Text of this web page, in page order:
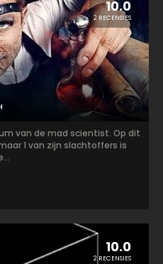
10.0
2 RECENSIES
van de mad scientist. Op dit
1 van zijn slachtoffers is
10.0
2 RECENSIES